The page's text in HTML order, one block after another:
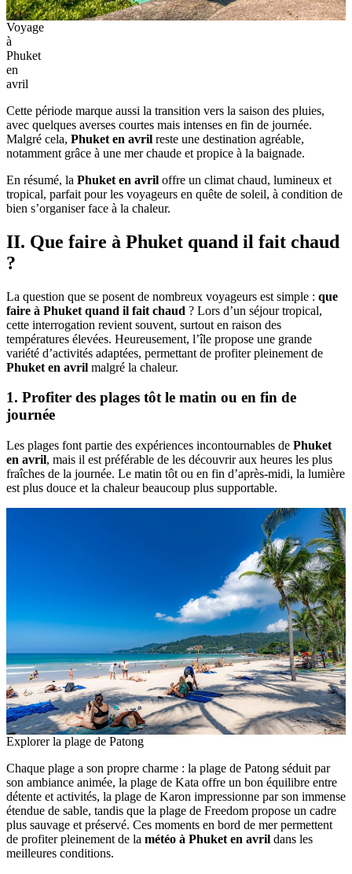
Voyage
à
Phuket
en
avril
Cette période marque aussi la transition vers la saison des pluies,
avec quelques averses courtes mais intenses en fin de journée.
Malgré cela, Phuket en avril reste une destination agréable,
notamment grâce à une mer chaude et propice à la baignade.
En résumé, la Phuket en avril offre un climat chaud, lumineux et
tropical, parfait pour les voyageurs en quête de soleil, à condition de
bien s’organiser face à la chaleur.
II. Que faire à Phuket quand il fait chaud
?
La question que se posent de nombreux voyageurs est simple : que
faire à Phuket quand il fait chaud ? Lors d’un séjour tropical,
cette interrogation revient souvent, surtout en raison des
températures élevées. Heureusement, l’île propose une grande
variété d’activités adaptées, permettant de profiter pleinement de
Phuket en avril malgré la chaleur.
1. Profiter des plages tôt le matin ou en fin de
journée
Les plages font partie des expériences incontournables de Phuket
en avril, mais il est préférable de les découvrir aux heures les plus
fraîches de la journée. Le matin tôt ou en fin d’après-midi, la lumière
est plus douce et la chaleur beaucoup plus supportable.
Explorer la plage de Patong
Chaque plage a son propre charme : la plage de Patong séduit par
son ambiance animée, la plage de Kata offre un bon équilibre entre
détente et activités, la plage de Karon impressionne par son immense
étendue de sable, tandis que la plage de Freedom propose un cadre
plus sauvage et préservé. Ces moments en bord de mer permettent
de profiter pleinement de la météo à Phuket en avril dans les
meilleures conditions.